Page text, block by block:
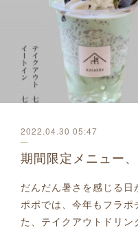
2022.04.30 05:47
だんだん暑さを感じる
ポポでは、今年もフラポ
た、テイクアウトドリ